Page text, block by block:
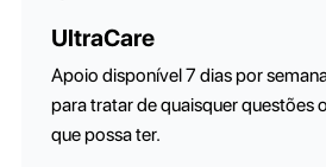
UltraCare
Apoio disponível 7 dias por
para tratar de quaisquer questões
que possa ter.